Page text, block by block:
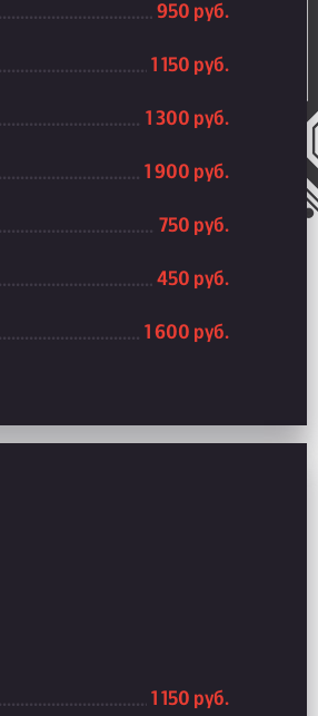
950 руб.
1 150 руб.
1 300 руб.
1 900 руб.
750 руб.
450 руб.
1 600 руб.
1 150 руб.